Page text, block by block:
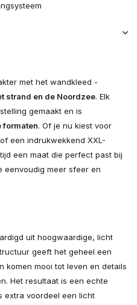
met het wandkleed -
strand en de Noordzee. Elk
gemaakt en is
. Of je nu kiest voor
een indrukwekkend XXL-
een maat die perfect past bij
eenvoudig meer sfeer en
uit hoogwaardige, licht
geeft het geheel een
komen mooi tot leven en details
Het resultaat is een echte
extra voordeel een licht